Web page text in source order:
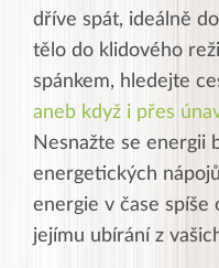
dříve spát, ideálně
tělo do klidového
spánkem, hledejte
aneb když i přes
Nesnažte se energii
energetických
energie v čase spíše
jejímu ubírání z